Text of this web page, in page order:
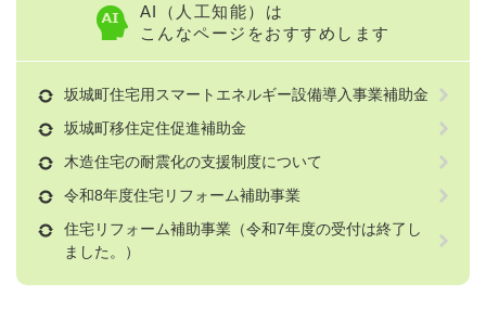
AI（人工知能）は
こんなページをおすすめします
坂城町住宅用スマートエネルギー設備導入事業補助金
坂城町移住定住促進補助金
木造住宅の耐震化の支援制度について
令和8年度住宅リフォーム補助事業
住宅リフォーム補助事業（令和7年度の受付は終了し
ました。）